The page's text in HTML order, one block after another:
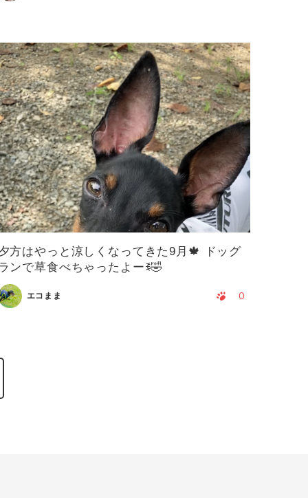
方はやっと涼しくなってきた9月🍁 ドッグ
ンで草食べちゃったよーꉂ🤣
エコまま 0